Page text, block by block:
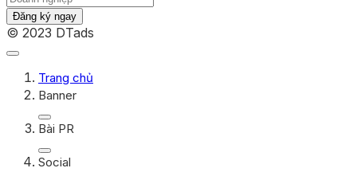
Đăng ký ngay
© 2023 DTads
Trang chủ
Banner
Bài PR
Social